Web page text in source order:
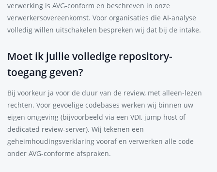
verwerking is AVG-conform en beschreven in onze
verwerkersovereenkomst. Voor organisaties die AI-analyse
volledig willen uitschakelen bespreken wij dat bij de intake.
Moet ik jullie volledige repository-
toegang geven?
Bij voorkeur ja voor de duur van de review, met alleen-lezen
rechten. Voor gevoelige codebases werken wij binnen uw
eigen omgeving (bijvoorbeeld via een VDI, jump host of
dedicated review-server). Wij tekenen een
geheimhoudingsverklaring vooraf en verwerken alle code
onder AVG-conforme afspraken.